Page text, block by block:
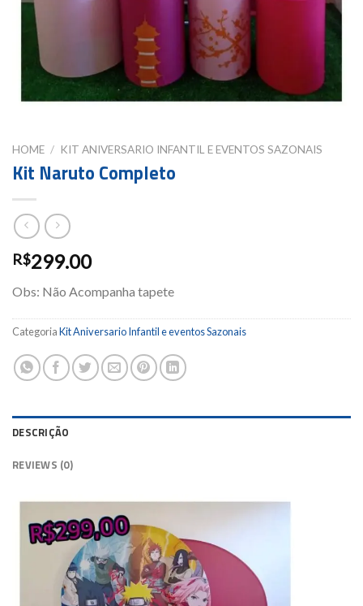
HOME / KIT ANIVERSARIO INFANTIL E EVENTOS SAZONAIS
Kit Naruto Completo
R$299.00
Obs: Não Acompanha tapete
CategoriaKit Aniversario Infantil e eventos Sazonais
DESCRIÇÃO
REVIEWS (0)